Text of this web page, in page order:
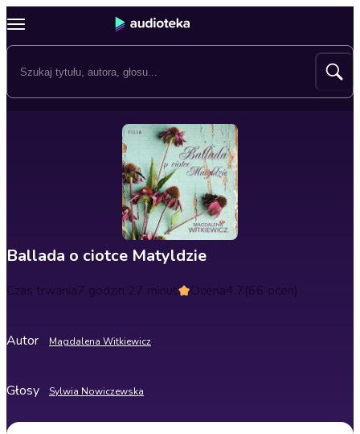
Ballada o ciotce Matyldzie
Czas trwania7 godzin 27 minut Ocena4.7(66 ocen)
Autor Magdalena Witkiewicz
Głosy Sylwia Nowiczewska